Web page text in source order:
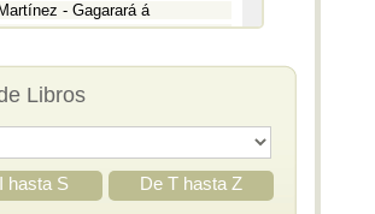
Martínez - Gagarará á
- Pedro y el lobo
- Romeo y Julieta -
Suite 3
- Iván el Terrible
Libros
hasta S De T hasta Z